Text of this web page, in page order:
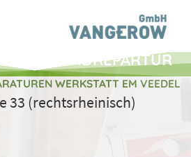
VERSANDREPARTUR
WERKSTATT EM VEEDEL
33 (rechtsrheinisch)